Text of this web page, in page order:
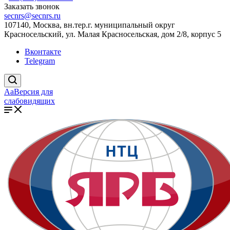
Заказать звонок
secnrs@secnrs.ru
107140, Москва, вн.тер.г. муниципальный округ
Красносельский, ул. Малая Красносельская, дом 2/8, корпус 5
Вконтакте
Telegram
AaВерсия для
слабовидящих